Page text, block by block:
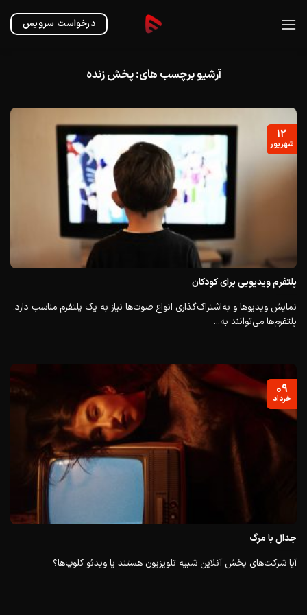
درخواست سرویس
آرشیو برچسب های:پخش زنده
پلتفرم ویدیویی برای کودکان
نمایش ویدیوها و به‌اشتراک‌گذاری انواع صوت‌ها نیاز به یک پلتفرم مناسب دارد.
پلتفرم‌ها می‌توانند به...
۱۲
شهریور
جدال با مرگ
آیا شرکت‌های پخش آنلاین شبیه تلویزیون هستند یا ویدئو کلوپ‌ها؟
۰۹
خرداد